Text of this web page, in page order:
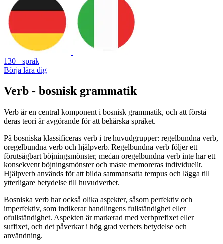
130+ språk
Börja lära dig
Verb - bosnisk grammatik
Verb är en central komponent i bosnisk grammatik, och att förstå
deras teori är avgörande för att behärska språket.
På bosniska klassificeras verb i tre huvudgrupper: regelbundna verb,
oregelbundna verb och hjälpverb. Regelbundna verb följer ett
förutsägbart böjningsmönster, medan oregelbundna verb inte har ett
konsekvent böjningsmönster och måste memoreras individuellt.
Hjälpverb används för att bilda sammansatta tempus och lägga till
ytterligare betydelse till huvudverbet.
Bosniska verb har också olika aspekter, såsom perfektiv och
imperfektiv, som indikerar handlingens fullständighet eller
ofullständighet. Aspekten är markerad med verbprefixet eller
suffixet, och det påverkar i hög grad verbets betydelse och
användning.